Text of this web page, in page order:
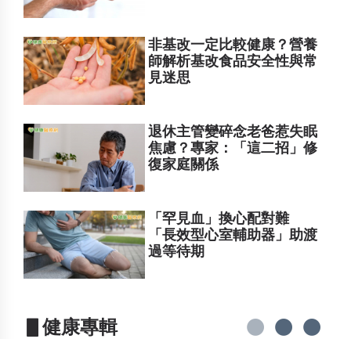
非基改一定比較健康？營養
師解析基改食品安全性與常
見迷思
退休主管變碎念老爸惹失眠
焦慮？專家：「這二招」修
復家庭關係
「罕見血」換心配對難
「長效型心室輔助器」助渡
過等待期
▋健康專輯